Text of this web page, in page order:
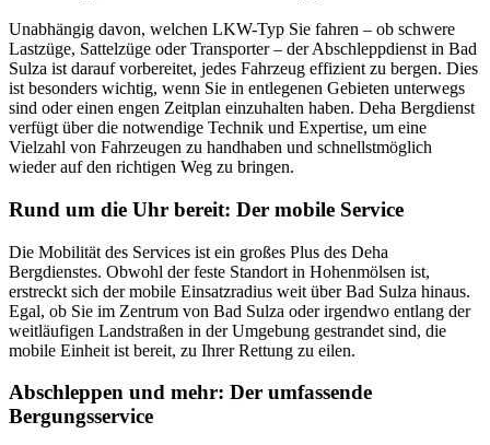
Unabhängig davon, welchen LKW-Typ Sie fahren – ob schwere
Lastzüge, Sattelzüge oder Transporter – der Abschleppdienst in Bad
Sulza ist darauf vorbereitet, jedes Fahrzeug effizient zu bergen. Dies
ist besonders wichtig, wenn Sie in entlegenen Gebieten unterwegs
sind oder einen engen Zeitplan einzuhalten haben. Deha Bergdienst
verfügt über die notwendige Technik und Expertise, um eine
Vielzahl von Fahrzeugen zu handhaben und schnellstmöglich
wieder auf den richtigen Weg zu bringen.
Rund um die Uhr bereit: Der mobile Service
Die Mobilität des Services ist ein großes Plus des Deha
Bergdienstes. Obwohl der feste Standort in Hohenmölsen ist,
erstreckt sich der mobile Einsatzradius weit über Bad Sulza hinaus.
Egal, ob Sie im Zentrum von Bad Sulza oder irgendwo entlang der
weitläufigen Landstraßen in der Umgebung gestrandet sind, die
mobile Einheit ist bereit, zu Ihrer Rettung zu eilen.
Abschleppen und mehr: Der umfassende
Bergungsservice